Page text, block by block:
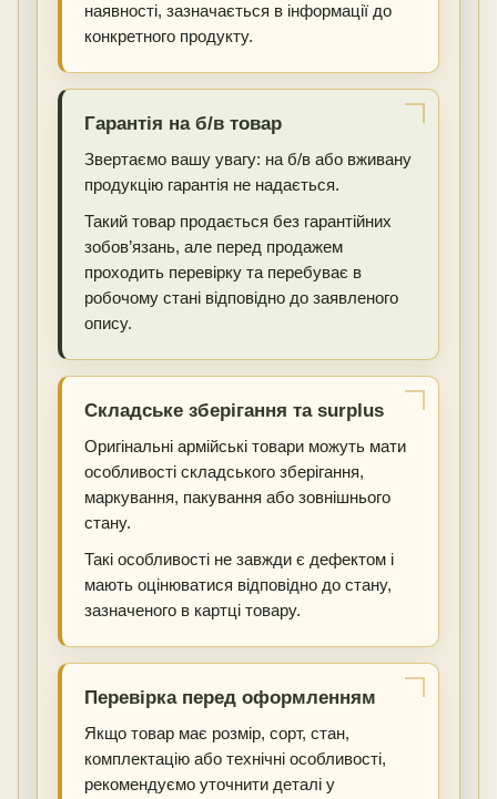
наявності, зазначається в інформації до
конкретного продукту.
Гарантія на б/в товар
Звертаємо вашу увагу: на б/в або вживану
продукцію гарантія не надається.
Такий товар продається без гарантійних
зобов’язань, але перед продажем
проходить перевірку та перебуває в
робочому стані відповідно до заявленого
опису.
Складське зберігання та surplus
Оригінальні армійські товари можуть мати
особливості складського зберігання,
маркування, пакування або зовнішнього
стану.
Такі особливості не завжди є дефектом і
мають оцінюватися відповідно до стану,
зазначеного в картці товару.
Перевірка перед оформленням
Якщо товар має розмір, сорт, стан,
комплектацію або технічні особливості,
рекомендуємо уточнити деталі у